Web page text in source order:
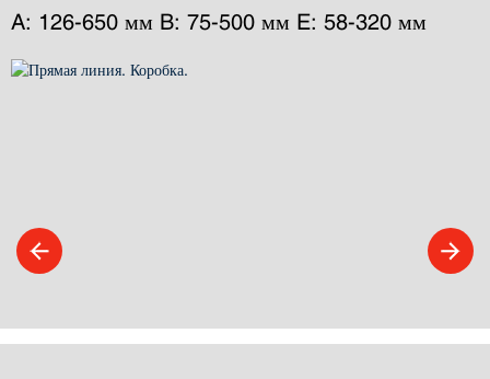
A: 126-650 мм B: 75-500 мм E: 58-320 мм